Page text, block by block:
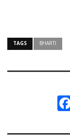
TAGS BHARTI